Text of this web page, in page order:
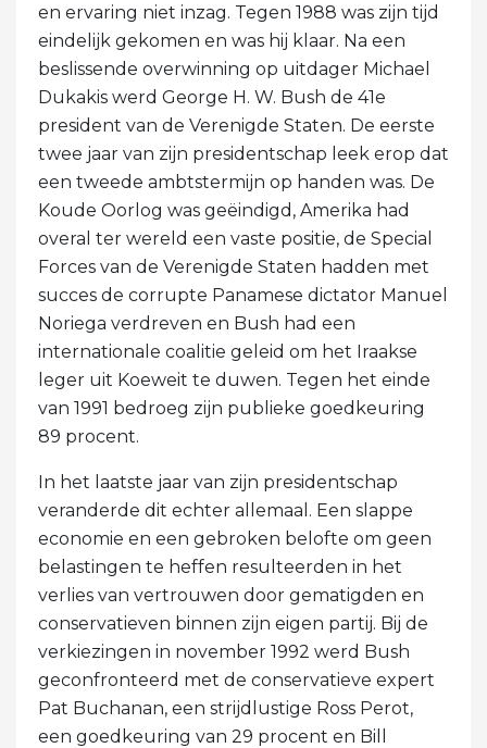
en ervaring niet inzag. Tegen 1988 was zijn tijd
eindelijk gekomen en was hij klaar. Na een
beslissende overwinning op uitdager Michael
Dukakis werd George H. W. Bush de 41e
president van de Verenigde Staten. De eerste
twee jaar van zijn presidentschap leek erop dat
een tweede ambtstermijn op handen was. De
Koude Oorlog was geëindigd, Amerika had
overal ter wereld een vaste positie, de Special
Forces van de Verenigde Staten hadden met
succes de corrupte Panamese dictator Manuel
Noriega verdreven en Bush had een
internationale coalitie geleid om het Iraakse
leger uit Koeweit te duwen. Tegen het einde
van 1991 bedroeg zijn publieke goedkeuring
89 procent.
In het laatste jaar van zijn presidentschap
veranderde dit echter allemaal. Een slappe
economie en een gebroken belofte om geen
belastingen te heffen resulteerden in het
verlies van vertrouwen door gematigden en
conservatieven binnen zijn eigen partij. Bij de
verkiezingen in november 1992 werd Bush
geconfronteerd met de conservatieve expert
Pat Buchanan, een strijdlustige Ross Perot,
een goedkeuring van 29 procent en Bill